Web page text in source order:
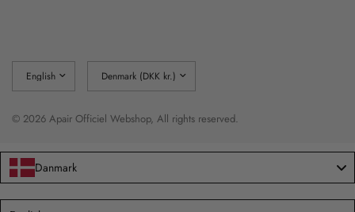
country/region
country/region
© 2026 Apair Officiel Webshop, All rights reserved.
Danmark